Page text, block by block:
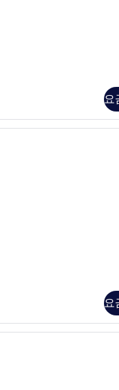
요
미니바, 객실 내 금고, 책
요
디럭스 더블룸 | 미니바,